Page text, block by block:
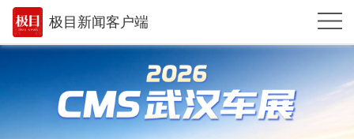
极目新闻客户端
观点